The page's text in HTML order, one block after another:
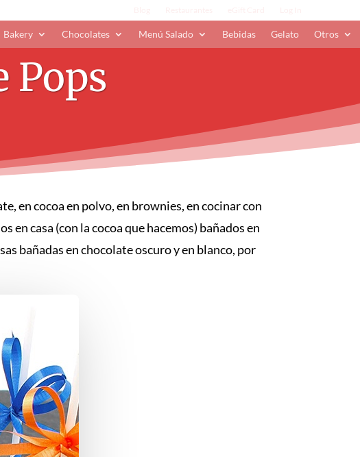
Bakery Chocolates Menú Salado Bebidas Gelato Otros
Pops
en cocoa en polvo, en brownies, en cocinar con
casa (con la cocoa que hacemos) bañados en
bañadas en chocolate oscuro y en blanco, por